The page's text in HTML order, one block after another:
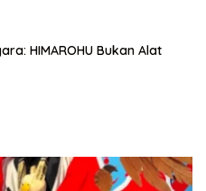
HIMAROHU Bukan Alat